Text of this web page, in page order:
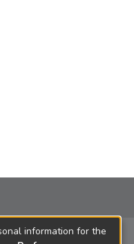
information for the